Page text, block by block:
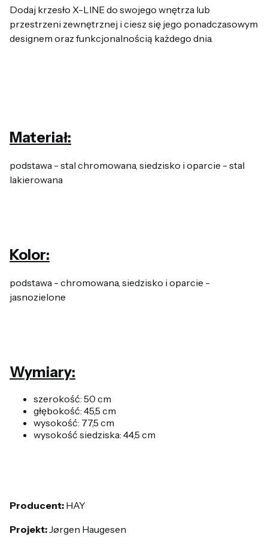
Dodaj krzesło X-LINE do swojego wnętrza lub
przestrzeni zewnętrznej i ciesz się jego ponadczasowym
designem oraz funkcjonalnością każdego dnia.
Materiał:
podstawa - stal chromowana, siedzisko i oparcie - stal
lakierowana
Kolor:
podstawa - chromowana, siedzisko i oparcie -
jasnozielone
Wymiary:
szerokość: 50 cm
głębokość: 45,5 cm
wysokość: 77,5 cm
wysokość siedziska: 44,5 cm
Producent: HAY
Projekt:Jørgen Haugesen